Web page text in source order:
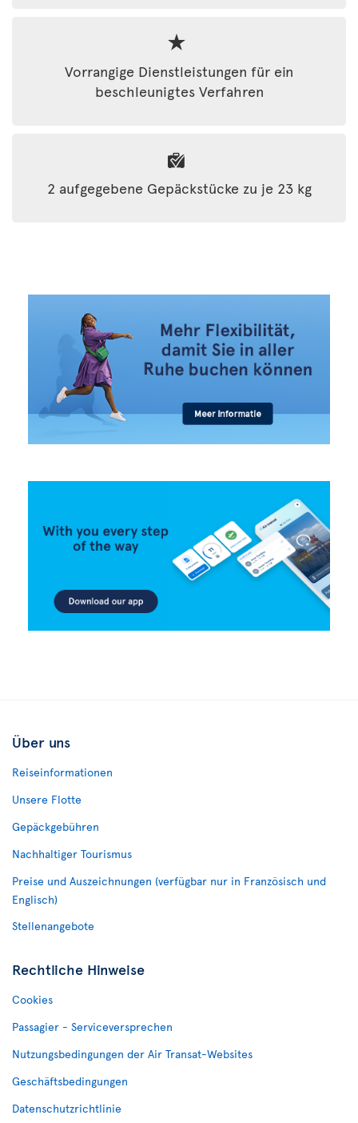
Vorrangige Dienstleistungen für ein
beschleunigtes Verfahren
2 aufgegebene Gepäckstücke zu je 23 kg
Über uns
Reiseinformationen
Unsere Flotte
Gepäckgebühren
Nachhaltiger Tourismus
Preise und Auszeichnungen (verfügbar nur in Französisch und
Englisch)
Stellenangebote
Rechtliche Hinweise
Cookies
Passagier - Serviceversprechen
Nutzungsbedingungen der Air Transat-Websites
Geschäftsbedingungen
Datenschutzrichtlinie